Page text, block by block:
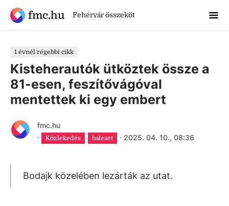
fmc.hu Fehérvár összeköt
1 évnél régebbi cikk
Kisteherautók ütköztek össze a
81-esen, feszítővágóval
mentettek ki egy embert
fmc.hu
·
Közlekedés baleset · 2025. 04. 10., 08:36
Bodajk közelében lezárták az utat.